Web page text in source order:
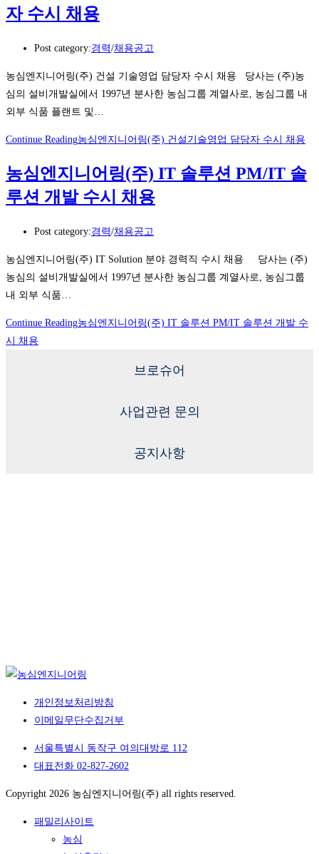
자 수시 채용
Post category:경력/채용공고
농심엔지니어링(주) 건설 기술영업 담당자 수시 채용 당사는 (주)농
심의 설비개발실에서 1997년 분사한 농심그룹 계열사로, 농심그룹 내
외부 식품 플랜트 및…
Continue Reading농심엔지니어링(주) 건설기술영업 담당자 수시 채용
농심엔지니어링(주) IT 솔루션 PM/IT 솔
루션 개발 수시 채용
Post category:경력/채용공고
농심엔지니어링(주) IT Solution 분야 경력직 수시 채용 당사는 (주)
농심의 설비개발실에서 1997년 분사한 농심그룹 계열사로, 농심그룹
내 외부 식품…
Continue Reading농심엔지니어링(주) IT 솔루션 PM/IT 솔루션 개발 수
시 채용
브로슈어
사업관련 문의
공지사항
개인정보처리방침
이메일무단수집거부
서울특별시 동작구 여의대방로 112
대표전화 02-827-2602
Copyright 2026 농심엔지니어링(주) all rights reserved.
패밀리사이트
농심